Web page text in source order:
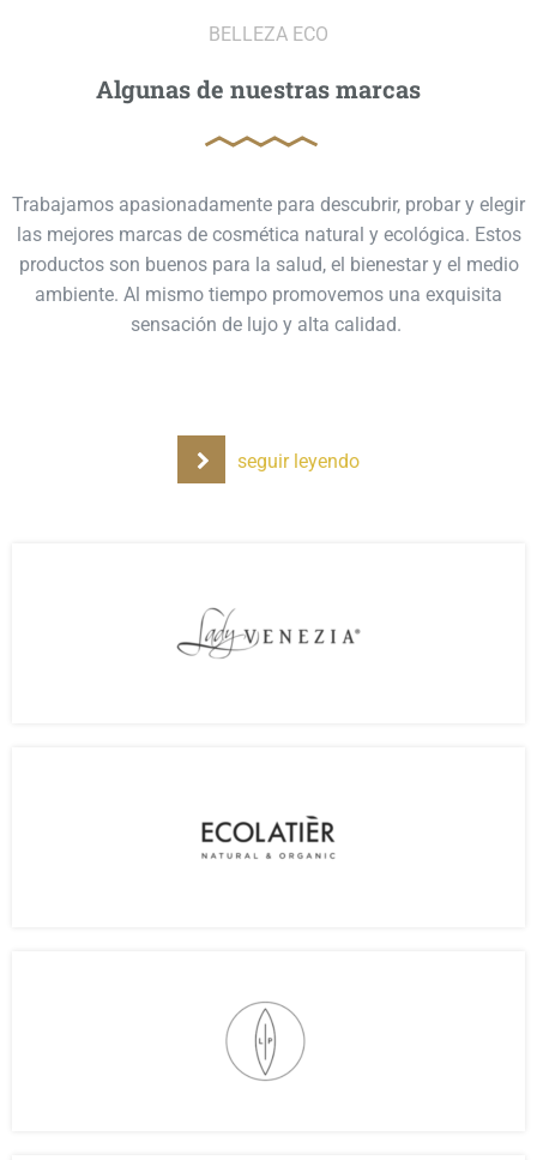
BELLEZA ECO
Algunas de nuestras marcas
Trabajamos apasionadamente para descubrir, probar y elegir
las mejores marcas de cosmética natural y ecológica. Estos
productos son buenos para la salud, el bienestar y el medio
ambiente. Al mismo tiempo promovemos una exquisita
sensación de lujo y alta calidad.
seguir leyendo